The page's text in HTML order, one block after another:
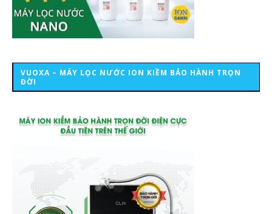
VUOXA – MÁY LỌC NƯỚC ION KIỀM BẢO HÀNH TRỌN
ĐỜI